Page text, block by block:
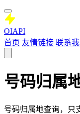
OIAPI
首页 友情链接 联系我
号码归属
号码归属地查询，只